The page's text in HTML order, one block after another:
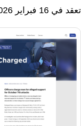
تعقد في 16 فبراير 2026.